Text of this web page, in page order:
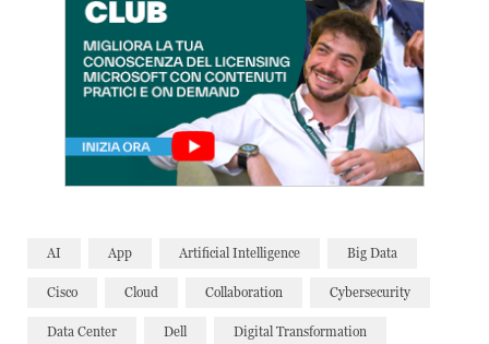
AI App Artificial Intelligence Big Data
Cisco Cloud Collaboration Cybersecurity
Data Center Dell Digital Transformation